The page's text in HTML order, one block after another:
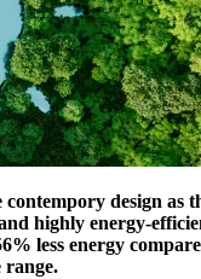
design as
highly energy-
less energy
range.